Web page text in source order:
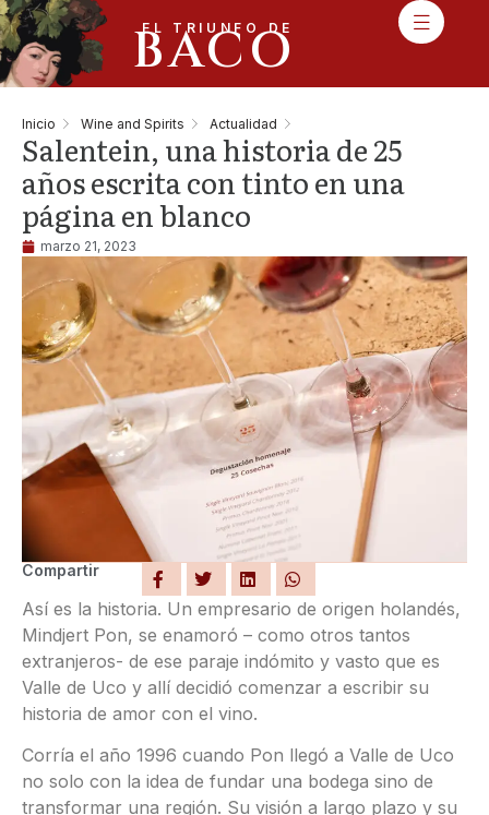
EL TRIUNFO DE
BACO
Inicio Wine and Spirits Actualidad
Salentein, una historia de 25
años escrita con tinto en una
página en blanco
marzo 21, 2023
Compartir
Así es la historia. Un empresario de origen holandés,
Mindjert Pon, se enamoró – como otros tantos
extranjeros- de ese paraje indómito y vasto que es
Valle de Uco y allí decidió comenzar a escribir su
historia de amor con el vino.
Corría el año 1996 cuando Pon llegó a Valle de Uco
no solo con la idea de fundar una bodega sino de
transformar una región. Su visión a largo plazo y su